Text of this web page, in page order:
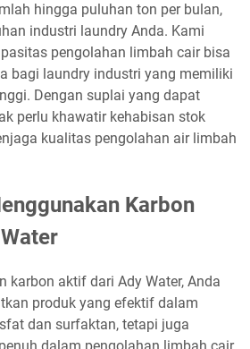
hingga puluhan ton per bulan,
industri laundry Anda. Kami
pengolahan limbah cair bisa
bagi laundry industri yang memiliki
Dengan suplai yang dapat
perlu khawatir kehabisan stok
kualitas pengolahan air limbah
Karbon
karbon aktif dari Ady Water, Anda
produk yang efektif dalam
dan surfaktan, tetapi juga